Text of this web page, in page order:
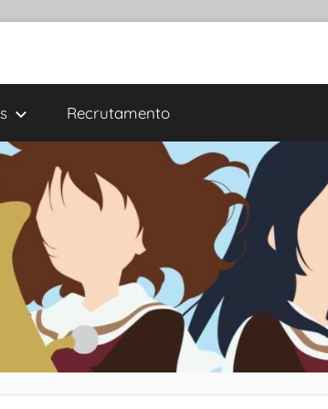
Recrutamento